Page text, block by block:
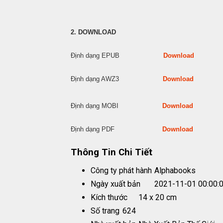
2. DOWNLOAD
Định dạng EPUB Download
Định dạng AWZ3 Download
Định dạng MOBI Download
Định dạng PDF Download
Thông Tin Chi Tiết
Công ty phát hành Alphabooks
Ngày xuất bản
2021-11-01
Kích thước
14 x 20 cm
Số trang 624